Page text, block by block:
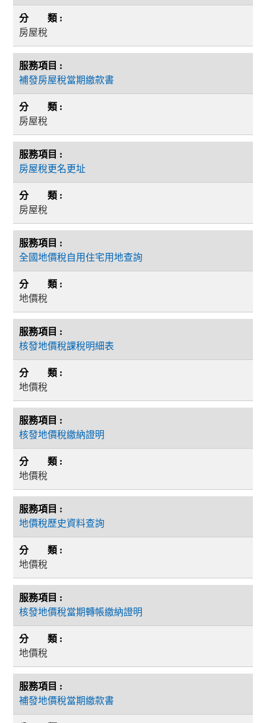
房屋稅
補發房屋稅當期繳款書
房屋稅
房屋稅更名更址
房屋稅
全國地價稅自用住宅用地查詢
地價稅
核發地價稅課稅明細表
地價稅
核發地價稅繳納證明
地價稅
地價稅歷史資料查詢
地價稅
核發地價稅當期轉帳繳納證明
地價稅
補發地價稅當期繳款書